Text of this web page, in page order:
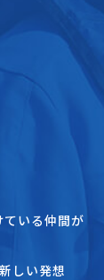
いる仲間が
しい発想